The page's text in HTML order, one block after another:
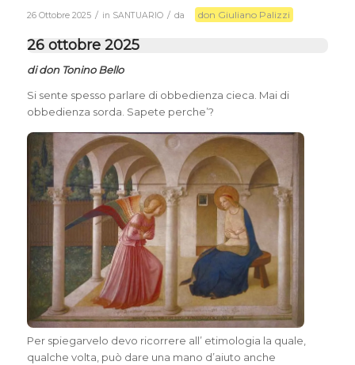
26 Ottobre 2025 / in SANTUARIO / da don Giuliano Palizzi
26 ottobre 2025
di don Tonino Bello
Si sente spesso parlare di obbedienza cieca. Mai di
obbedienza sorda. Sapete perche’?
Per spiegarvelo devo ricorrere all’ etimologia la quale,
qualche volta, può dare una mano d’aiuto anche